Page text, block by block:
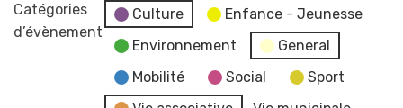
Catégories
d’évènement
Culture
Enfance - Jeunesse
Environnement
General
Mobilité
Social
Sport